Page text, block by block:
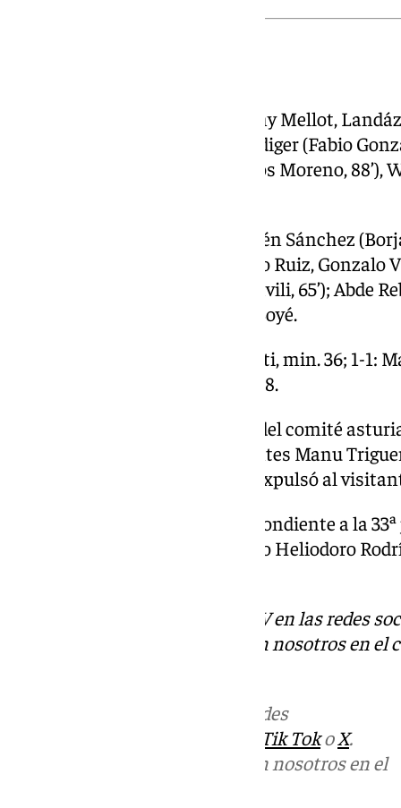
Édgar Badía; Jérémy Mellot,
Rodríguez; Aitor Sanz, Yann Bodiger (Fabio
Martín, 88’), Yussi Diarra (Marlos Moreno, 88’),
Diego Mariño; Rubén Sánchez
Manu Lama, Carlos Neva; Sergio Ruiz, Gonzalo
Manu Trigueros (Giorgi Tsitaishvili, 65’); Abde
Stoichkov (Ricard, 76’) y Lucas Boyé.
0-1: Lucas Boyé, de penalti, min. 36; 1-1:
min. 54; 2-1: Luismi Cruz, min. 78.
Miguel González Díaz, del comité
González, así como a los visitantes Manu
Loïc Williams y Miguel Rubio. Expulsó al
encuentro correspondiente a la
División, disputado en el estadio Heliodoro
Descubre más noticias de 101TV en las redes
Puedes ponerte en contacto con nosotros en el
en las redes
Tik TokoX.
Puedes ponerte en contacto con nosotros en el